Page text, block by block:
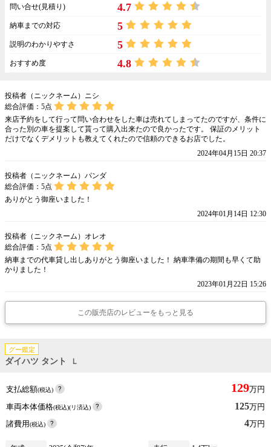
問い合せ(見積り) 4.7
納車までの対応 5
説明のわかりやすさ 5
おすすめ度 4.8
投稿者（ニックネーム）ニシ
総合評価： 5点
来店予約をして行って問い合わせをした車は売れてしまってたのですが、条件に
合った別の車を提案して貰って購入出来たので良かったです。 保証のメリット
だけでなくデメリットも教えてくれたので信頼のできるお店でした。
2024年04月15日 20:37
投稿者（ニックネーム）パンダ
総合評価： 5点
ありがとう御座いました！
2024年01月14日 12:30
投稿者（ニックネーム）オレオ
総合評価： 5点
納車までの代車貸し出しありがとう御座いました！ 納車準備の期間も早くて助
かりました！
2023年01月22日 15:26
この販売店のレビューをもっと見る
グー鑑定
ダイハツ タント Ｌ
支払総額(税込) 129万円
車両本体価格(税込)(リ済込) 125万円
諸費用(税込) 4万円